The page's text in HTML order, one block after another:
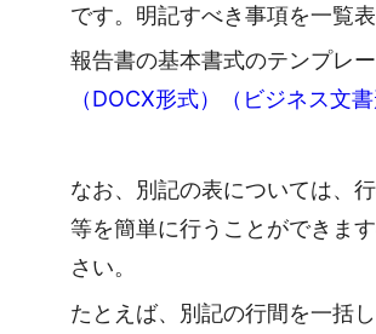
です。明記すべき事項を一覧
報告書の基本書式のテンプレ
（DOCX形式）（ビジネス文
なお、別記の表については、
等を簡単に行うことができま
さい。
たとえば、別記の行間を一括